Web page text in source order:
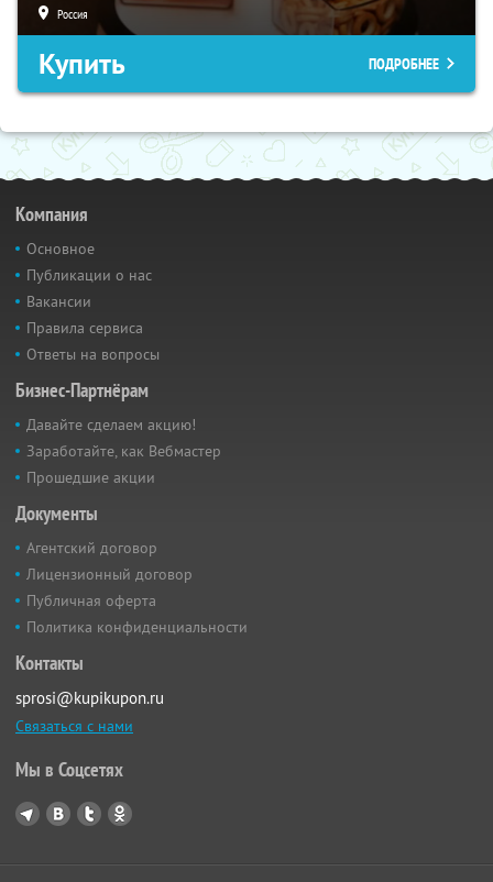
Россия
Купить ПОДРОБНЕЕ
Компания
Основное
Публикации о нас
Вакансии
Правила сервиса
Ответы на вопросы
Бизнес-Партнёрам
Давайте сделаем акцию!
Заработайте, как Вебмастер
Прошедшие акции
Документы
Агентский договор
Лицензионный договор
Публичная оферта
Политика конфиденциальности
Контакты
sprosi@kupikupon.ru
Связаться с нами
Мы в Соцсетях